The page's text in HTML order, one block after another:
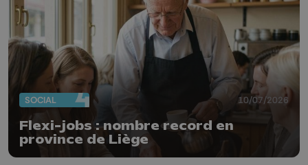
SOCIAL 10/07/2026
Flexi-jobs : nombre record en
province de Liège